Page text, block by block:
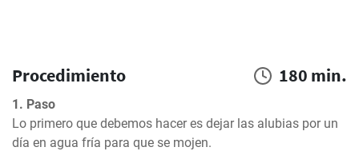
Procedimiento 180 min.
1. Paso
Lo primero que debemos hacer es dejar las alubias por un
día en agua fría para que se mojen.